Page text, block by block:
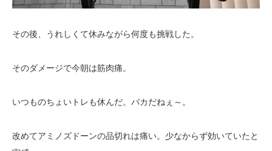
その後、うれしくて休みながら何度も挑戦した。
そのダメージで今朝は筋肉痛。
いつものちょいトレも休んだ。バカだねぇ～。
改めてアミノズドーンの品切れは痛い。少なからず効いていたと